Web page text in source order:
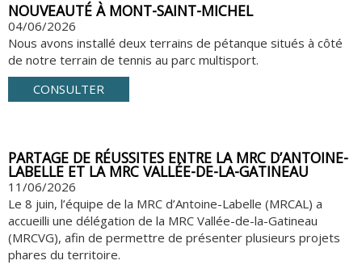
NOUVEAUTÉ À MONT-SAINT-MICHEL
04/06/2026
Nous avons installé deux terrains de pétanque situés à côté
de notre terrain de tennis au parc multisport.
CONSULTER
PARTAGE DE RÉUSSITES ENTRE LA MRC D’ANTOINE-
LABELLE ET LA MRC VALLÉE-DE-LA-GATINEAU
11/06/2026
Le 8 juin, l’équipe de la MRC d’Antoine-Labelle (MRCAL) a
accueilli une délégation de la MRC Vallée-de-la-Gatineau
(MRCVG), afin de permettre de présenter plusieurs projets
phares du territoire.